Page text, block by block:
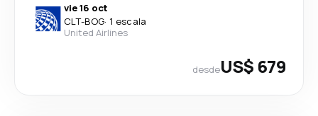
vie 16 oct
CLT-BOG· 1 escala
United Airlines
desdeUS$ 679